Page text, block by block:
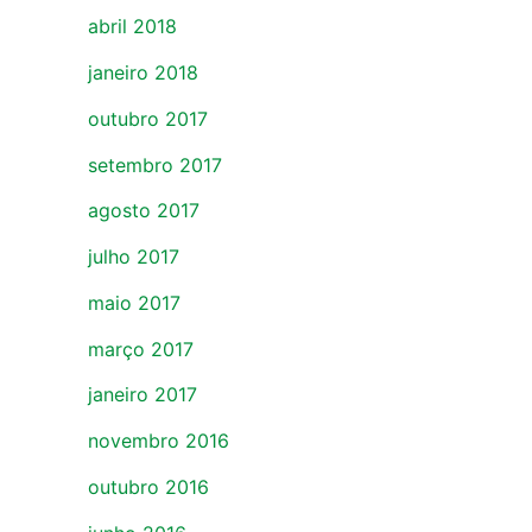
abril 2018
janeiro 2018
outubro 2017
setembro 2017
agosto 2017
julho 2017
maio 2017
março 2017
janeiro 2017
novembro 2016
outubro 2016